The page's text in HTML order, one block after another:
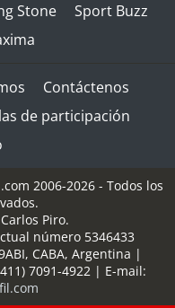
Stone
Sport Buzz
Contáctenos
de participación
2006-2026 - Todos los
Piro.
número 5346433
, CABA, Argentina |
7091-4922| E-mail: